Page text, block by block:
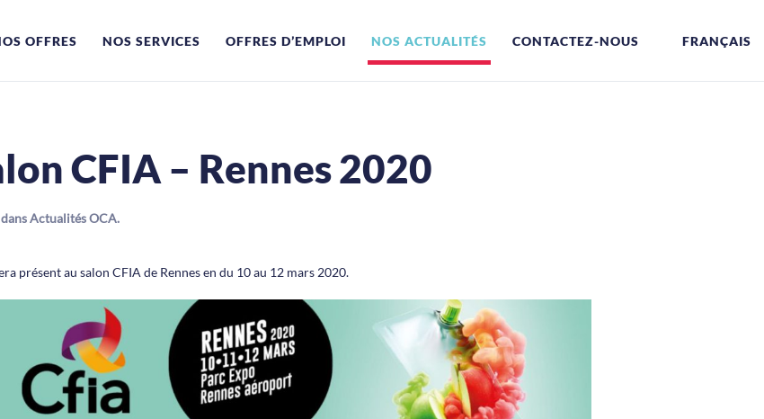
OFFRES NOS SERVICES OFFRES D’EMPLOI NOS ACTUALITÉS CONTACTEZ-NOUS FRANÇAIS
CFIA – Rennes 2020
Actualités OCA.
présent au salon CFIA de Rennes en du 10 au 12 mars 2020.